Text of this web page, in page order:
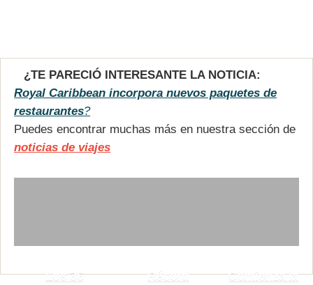
¿TE PARECIÓ INTERESANTE LA NOTICIA:
Royal Caribbean incorpora nuevos paquetes de
restaurantes?
Puedes encontrar muchas más en nuestra sección de
noticias de viajes
Los 36
Récord
Comienza la